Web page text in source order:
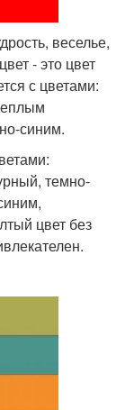
веселье,
- это цвет
с цветами:
синим.
темно-
цвет без